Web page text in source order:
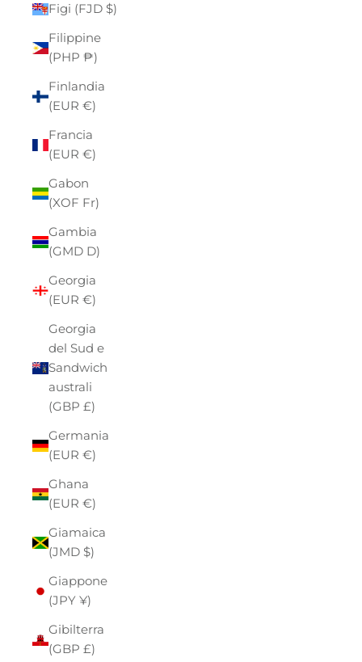
Figi (FJD $)
Filippine
(PHP ₱)
Finlandia
(EUR €)
Francia
(EUR €)
Gabon
(XOF Fr)
Gambia
(GMD D)
Georgia
(EUR €)
Georgia
del Sud e
Sandwich
australi
(GBP £)
Germania
(EUR €)
Ghana
(EUR €)
Giamaica
(JMD $)
Giappone
(JPY ¥)
Gibilterra
(GBP £)